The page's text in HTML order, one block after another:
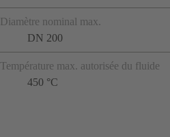
Diamètre nominal max.
DN 200
Température max. autorisée du fluide
450 °C